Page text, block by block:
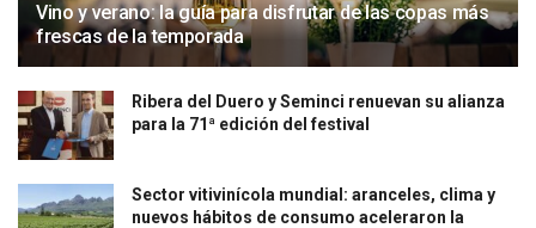
Vino y verano: la guía para disfrutar de las copas más
frescas de la temporada
Ribera del Duero y Seminci renuevan su alianza
para la 71ª edición del festival
Sector vitivinícola mundial: aranceles, clima y
nuevos hábitos de consumo aceleraron la